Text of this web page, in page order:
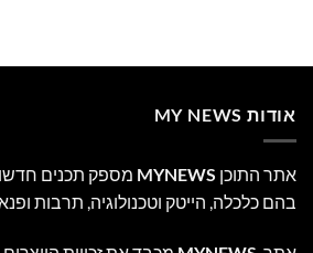
אודות MY NEWS
אתר התוכן MYNEWS מספק תכנים
בהם כלכלה, הייטק וטכנולוגיה, תרבות